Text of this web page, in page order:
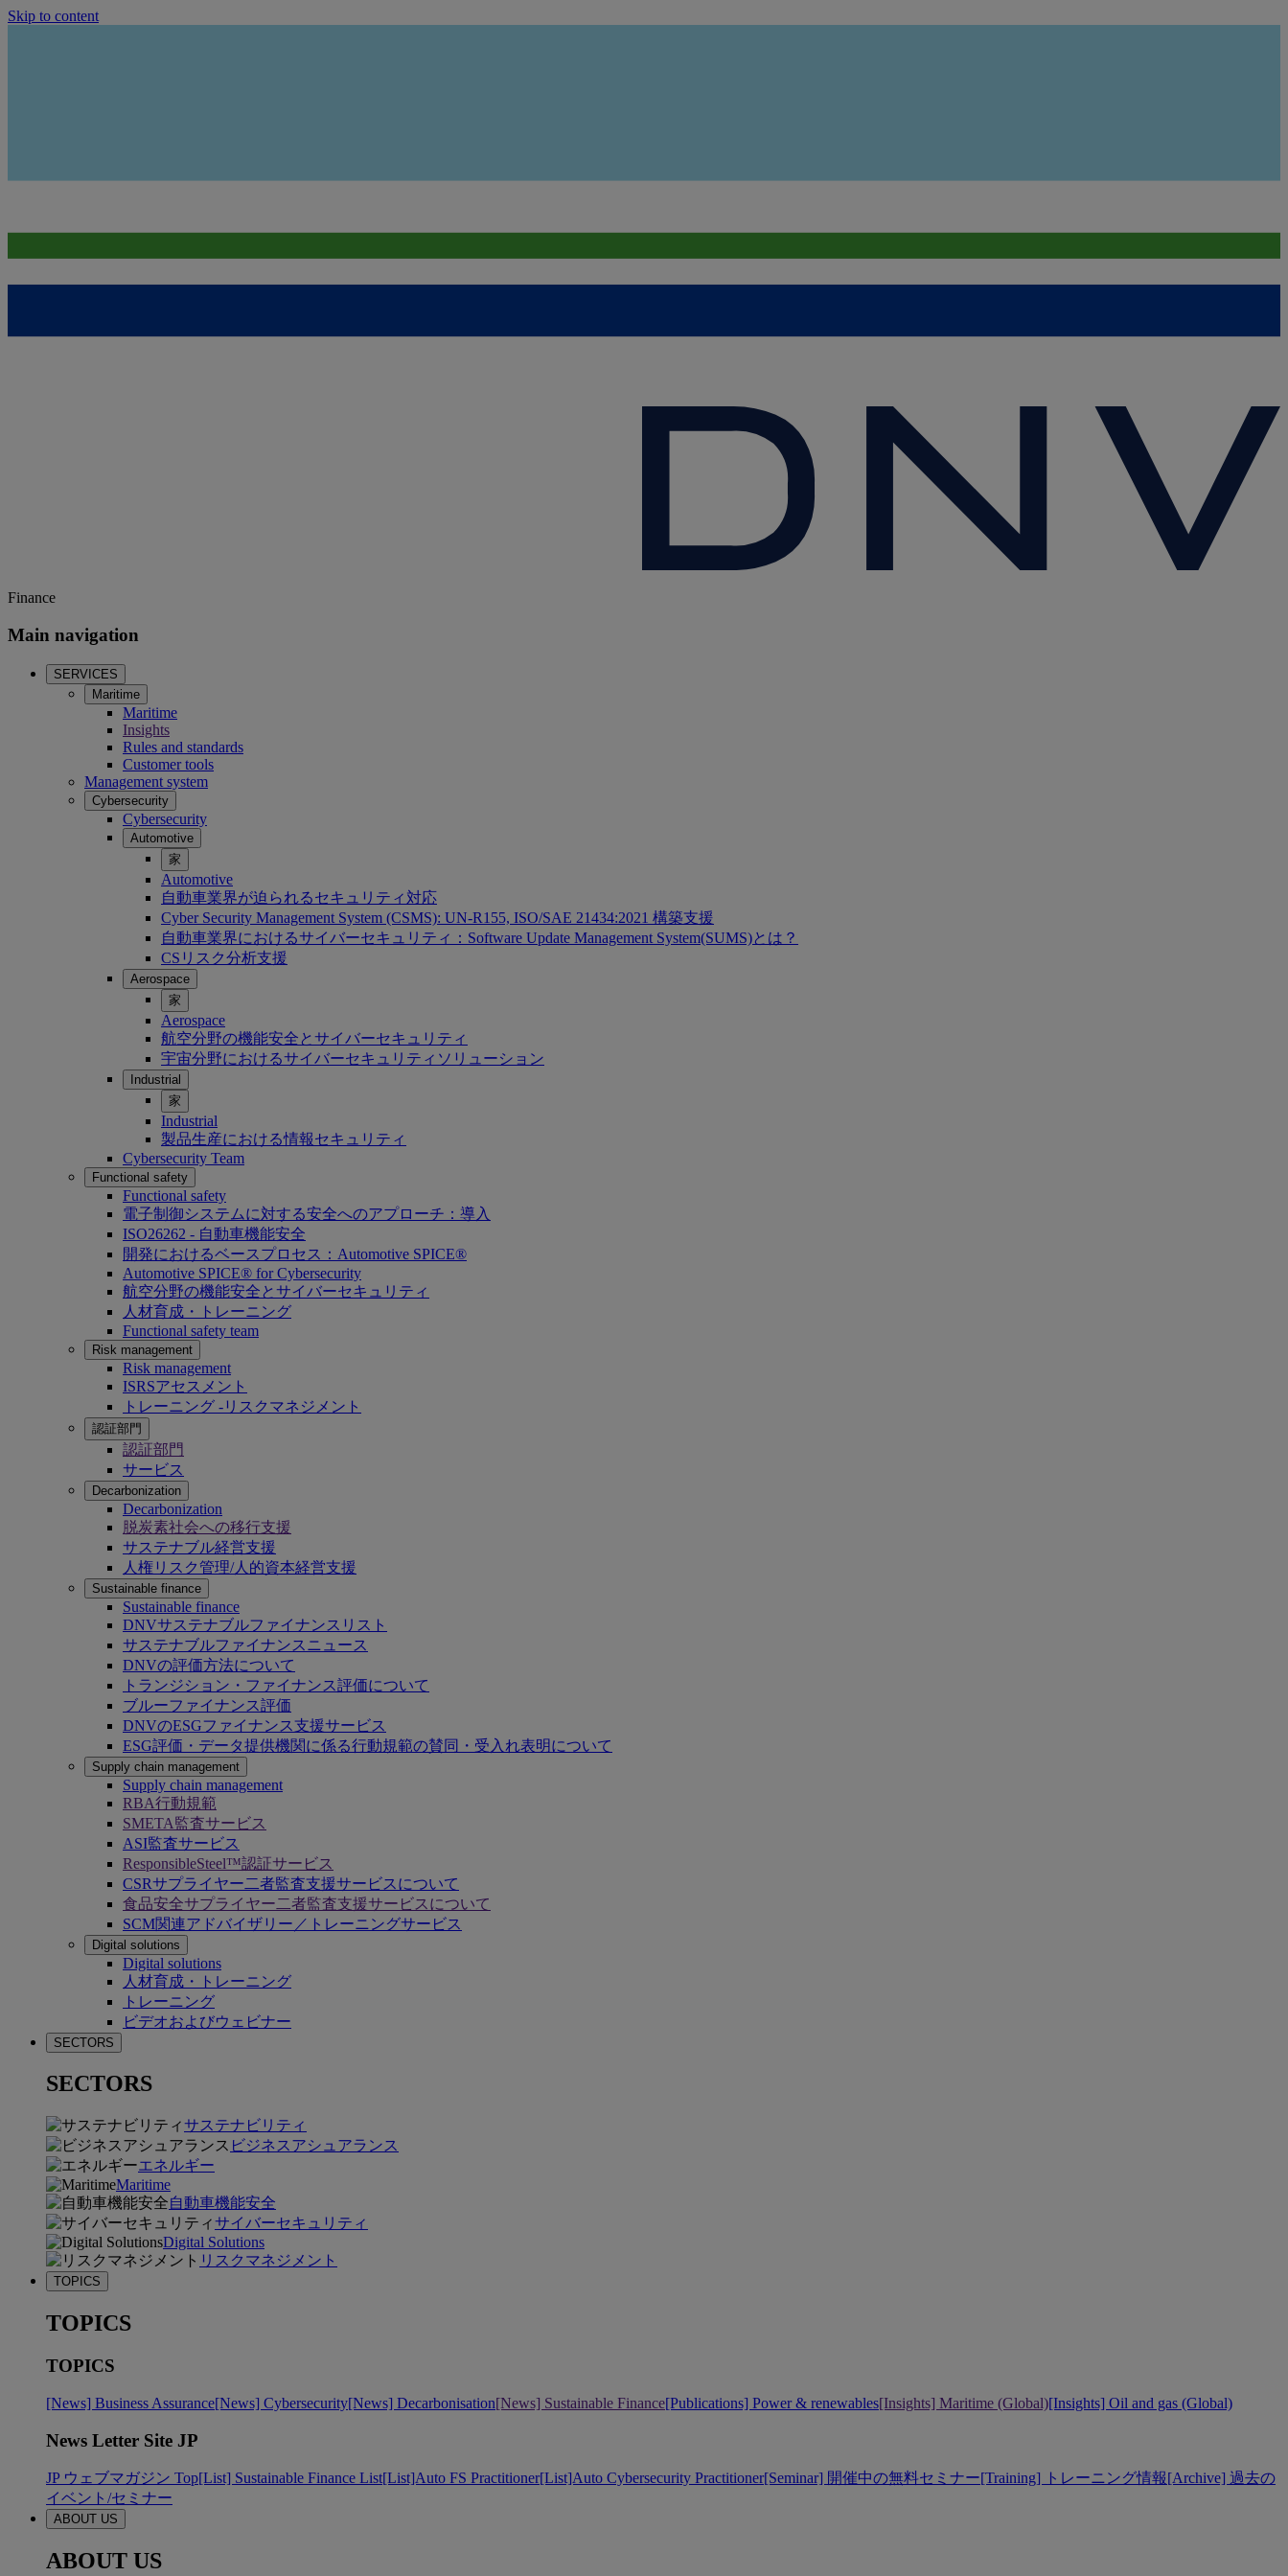
Skip to content
Finance
Main navigation
SERVICES
Maritime
Maritime
Insights
Rules and standards
Customer tools
Management system
Cybersecurity
Cybersecurity
Automotive
家
Automotive
自動車業界が迫られるセキュリティ対応
Cyber Security Management System (CSMS): UN-R155, ISO/SAE 21434:2021 構築支援
自動車業界におけるサイバーセキュリティ：Software Update Management System(SUMS)とは？
CSリスク分析支援
Aerospace
家
Aerospace
航空分野の機能安全とサイバーセキュリティ
宇宙分野におけるサイバーセキュリティソリューション
Industrial
家
Industrial
製品生産における情報セキュリティ
Cybersecurity Team
Functional safety
Functional safety
電子制御システムに対する安全へのアプローチ：導入
ISO26262 - 自動車機能安全
開発におけるベースプロセス：Automotive SPICE®
Automotive SPICE® for Cybersecurity
航空分野の機能安全とサイバーセキュリティ
人材育成・トレーニング
Functional safety team
Risk management
Risk management
ISRSアセスメント
トレーニング -リスクマネジメント
認証部門
認証部門
サービス
Decarbonization
Decarbonization
脱炭素社会への移行支援
サステナブル経営支援
人権リスク管理/人的資本経営支援
Sustainable finance
Sustainable finance
DNVサステナブルファイナンスリスト
サステナブルファイナンスニュース
DNVの評価方法について
トランジション・ファイナンス評価について
ブルーファイナンス評価
DNVのESGファイナンス支援サービス
ESG評価・データ提供機関に係る行動規範の賛同・受入れ表明について
Supply chain management
Supply chain management
RBA行動規範
SMETA監査サービス
ASI監査サービス
ResponsibleSteel™認証サービス
CSRサプライヤー二者監査支援サービスについて
食品安全サプライヤー二者監査支援サービスについて
SCM関連アドバイザリー／トレーニングサービス
Digital solutions
Digital solutions
人材育成・トレーニング
トレーニング
ビデオおよびウェビナー
SECTORS
SECTORS
サステナビリティ
ビジネスアシュアランス
エネルギー
Maritime
自動車機能安全
サイバーセキュリティ
Digital Solutions
リスクマネジメント
TOPICS
TOPICS
TOPICS
[News] Business Assurance[News] Cybersecurity[News] Decarbonisation[News] Sustainable Finance[Publications] Power & renewables[Insights] Maritime (Global)[Insights] Oil and gas (Global)
News Letter Site JP
JP ウェブマガジン Top[List] Sustainable Finance List[List]Auto FS Practitioner[List]Auto Cybersecurity Practitioner[Seminar] 開催中の無料セミナー[Training] トレーニング情報[Archive] 過去の
イベント/セミナー
ABOUT US
ABOUT US